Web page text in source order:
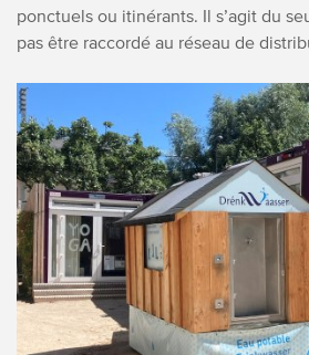
ponctuels ou itinérants. Il s’agit du
pas être raccordé au réseau de